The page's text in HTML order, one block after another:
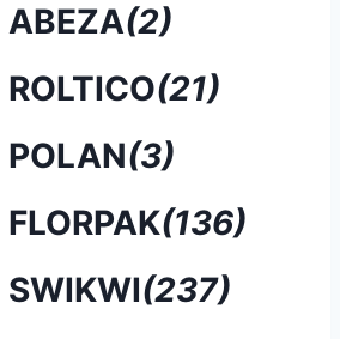
ABEZA(2)
(21)
(3)
(136)
(237)